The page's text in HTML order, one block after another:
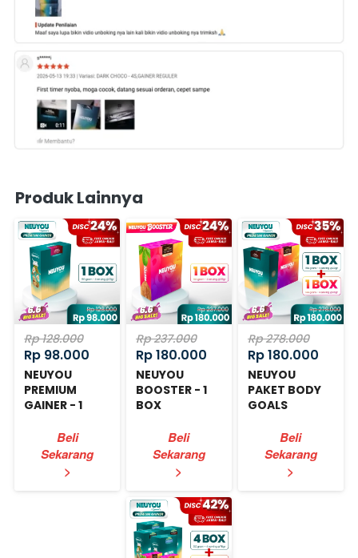
Produk Lainnya
Rp 128.000
Rp 98.000
NEUYOU
PREMIUM
GAINER - 1
`
Beli
Sekarang
>
Rp 237.000
Rp 180.000
NEUYOU
BOOSTER - 1
BOX
`
Beli
Sekarang
>
Rp 278.000
Rp 180.000
NEUYOU
PAKET BODY
GOALS
`
Beli
Sekarang
>